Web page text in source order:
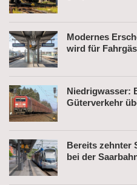
Modernes
wird für
Niedrigwasser:
Güterverkehr
Bereits zehnter
bei der